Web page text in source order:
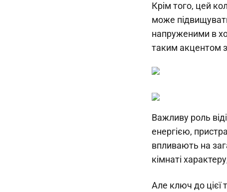
Крім того, цей
може
напруженими в
таким акцентом
Важливу роль
енергією,
впливають на
кімнаті
Але ключ до цієї